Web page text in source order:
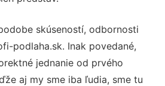
skúseností, odbornosti
podlaha.sk. Inak povedané,
jednanie od prvého
aj my sme iba ľudia, sme tu